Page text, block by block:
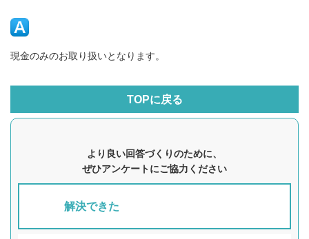
現金のみのお取り扱いとなります。
TOPに戻る
より良い回答づくりのために、
ぜひアンケートにご協力ください
解決できた